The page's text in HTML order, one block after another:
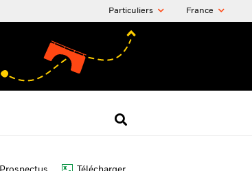
Particuliers France